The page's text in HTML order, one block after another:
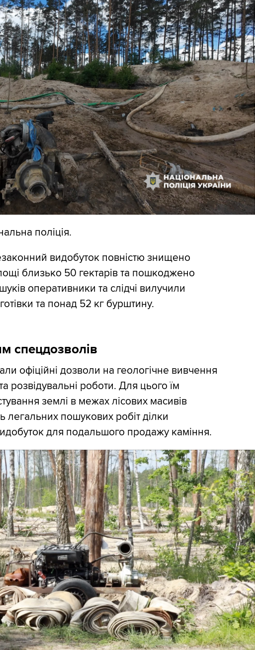
поліція.
видобуток повністю знищено
близько 50 гектарів та пошкоджено
оперативники та слідчі вилучили
та понад 52 кг бурштину.
спецдозволів
офіційні дозволи на геологічне вивчення
розвідувальні роботи. Для цього їм
землі в межах лісових масивів
легальних пошукових робіт ділки
для подальшого продажу каміння.